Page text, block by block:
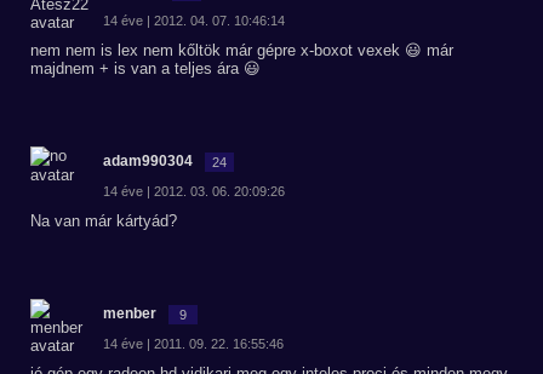
14 éve | 2012. 04. 07. 10:46:14
nem nem is lex nem kőltök már gépre x-boxot vexek 😃 már
majdnem + is van a teljes ára 😃
adam990304 24
14 éve | 2012. 03. 06. 20:09:26
Na van már kártyád?
menber 9
14 éve | 2011. 09. 22. 16:55:46